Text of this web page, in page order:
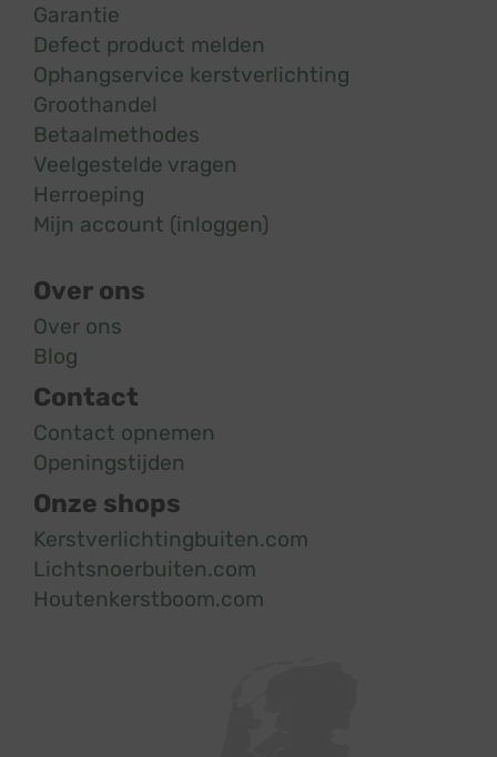
Garantie
Defect product melden
Ophangservice kerstverlichting
Groothandel
Betaalmethodes
Veelgestelde vragen
Herroeping
Mijn account (inloggen)
Over ons
Over ons
Blog
Contact
Contact opnemen
Openingstijden
Onze shops
Kerstverlichtingbuiten.com
Lichtsnoerbuiten.com
Houtenkerstboom.com